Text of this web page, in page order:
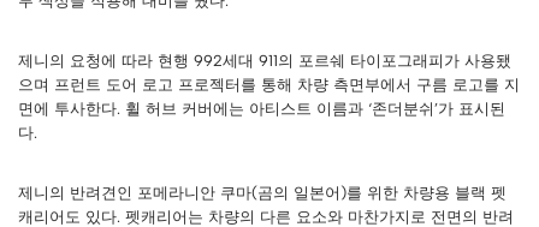
제니의 요청에 따라 현행 992세대 911의 포르쉐 타이포그래피가 사용됐
으며 프런트 도어 로고 프로젝터를 통해 차량 측면부에서 구름 로고를 지
면에 투사한다. 휠 허브 커버에는 아티스트 이름과 ‘존더분쉬’가 표시된
다.
제니의 반려견인 포메라니안 쿠마(곰의 일본어)를 위한 차량용 블랙 펫
캐리어도 있다. 펫캐리어는 차량의 다른 요소와 마찬가지로 전면의 반려